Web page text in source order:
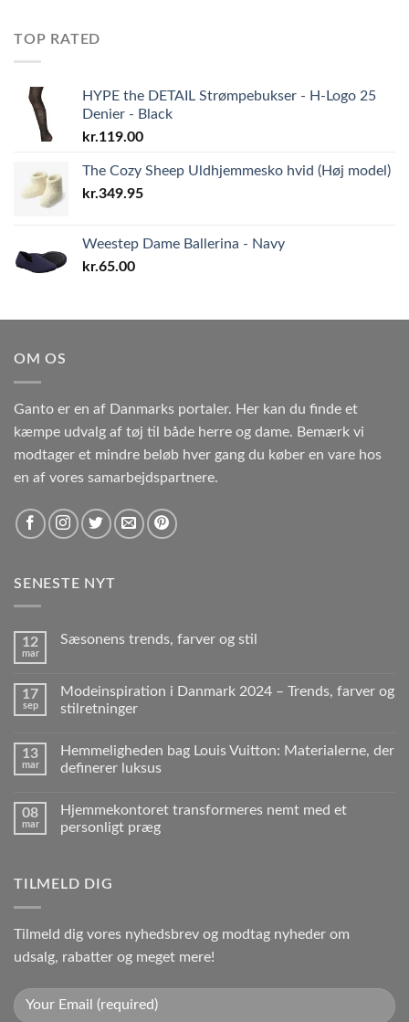
TOP RATED
HYPE the DETAIL Strømpebukser - H-Logo 25
Denier - Black
kr.119.00
The Cozy Sheep Uldhjemmesko hvid (Høj model)
kr.349.95
Weestep Dame Ballerina - Navy
kr.65.00
OM OS
Ganto er en af Danmarks portaler. Her kan du finde et
kæmpe udvalg af tøj til både herre og dame. Bemærk vi
modtager et mindre beløb hver gang du køber en vare hos
en af vores samarbejdspartnere.
SENESTE NYT
12
mar
Sæsonens trends, farver og stil
17
sep
Modeinspiration i Danmark 2024 – Trends, farver og
stilretninger
13
mar
Hemmeligheden bag Louis Vuitton: Materialerne, der
definerer luksus
08
mar
Hjemmekontoret transformeres nemt med et
personligt præg
TILMELD DIG
Tilmeld dig vores nyhedsbrev og modtag nyheder om
udsalg, rabatter og meget mere!